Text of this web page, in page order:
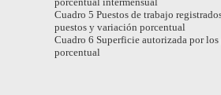
Cuadro 5 Puestos de trabajo
puestos y variación porcentual
Cuadro 6 Superficie autorizada por
porcentual